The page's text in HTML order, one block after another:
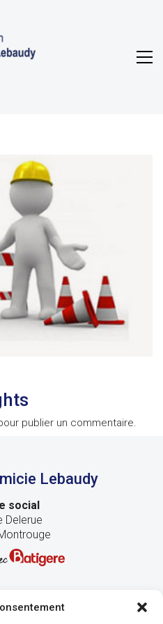
publier un commentaire.
Lebaudy
social
Delerue